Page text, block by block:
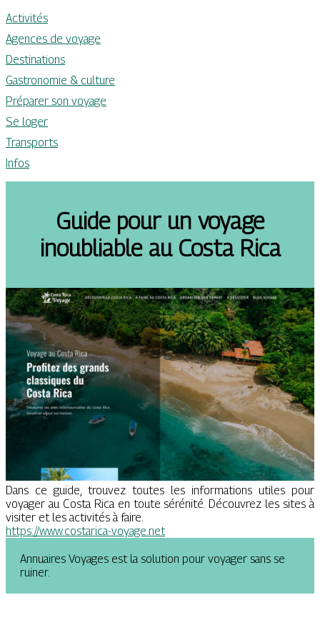
Activités
Agences de voyage
Destinations
Gastronomie & culture
Préparer son voyage
Se loger
Transports
Infos
Guide pour un voyage
inoubliable au Costa Rica
Dans ce guide, trouvez toutes les informations utiles pour
voyager au Costa Rica en toute sérénité. Découvrez les sites à
visiter et les activités à faire.
https://www.costarica-voyage.net
Annuaires Voyages est la solution pour voyager sans se
ruiner.